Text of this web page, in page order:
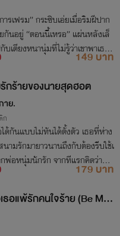
ารเฟรม” กระซิบเอ่ยเมื่อริมฝีปาก
กันอยู่ “ตอนนี้เหรอ” แผ่นหลังเล็
เตียงหนานุ่มที่ไม่รู้ว่าเขาพาเธอขึ้
งตั้งแต่เมื่อไหร่ ทุกอย่างเกิดขึ้นไว
ตอนนี้เดี๋ยวนี้เลย”
149 บาท
รักร้ายของนายสุดฮอต
าย.
ก
ได้กันแบบไม่ทันได้ตั้งตัว เธอที่ห่าง
นามรักมายาวนานถึงกับต้องรีบใช้เ
พ่อหนุ่มนักรัก จากทีแรกคิดว่าคืน
แต่มันดันไม่จบตรงที่หมาเด็กติดใจ
ายสวยเอานะซี้ ><~
179 บาท
ธอแพ้รักคนใจร้าย (Be My